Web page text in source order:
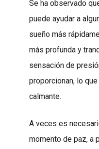
Se ha observado
puede ayudar a
sueño más
más profunda y
sensación de
proporcionan, lo
calmante.
A veces es
momento de paz, a